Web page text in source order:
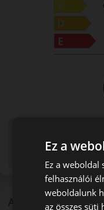
A mintázat
jellegűek.Ez a
Ez a weboldal
felhasználói
weboldalunk
az összes süti